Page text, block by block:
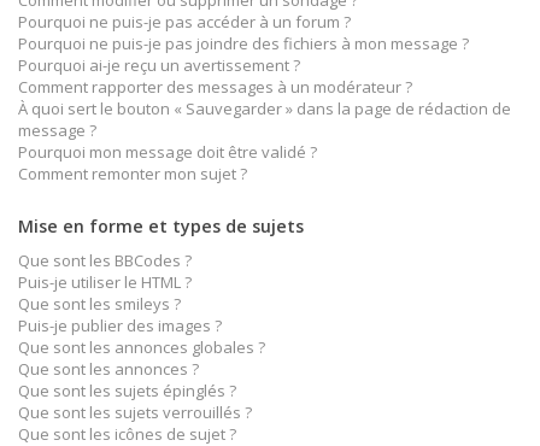
Pourquoi ne puis-je pas accéder à un forum ?
Pourquoi ne puis-je pas joindre des fichiers à mon message ?
Pourquoi ai-je reçu un avertissement ?
Comment rapporter des messages à un modérateur ?
À quoi sert le bouton « Sauvegarder » dans la page de rédaction de
message ?
Pourquoi mon message doit être validé ?
Comment remonter mon sujet ?
Mise en forme et types de sujets
Que sont les BBCodes ?
Puis-je utiliser le HTML ?
Que sont les smileys ?
Puis-je publier des images ?
Que sont les annonces globales ?
Que sont les annonces ?
Que sont les sujets épinglés ?
Que sont les sujets verrouillés ?
Que sont les icônes de sujet ?